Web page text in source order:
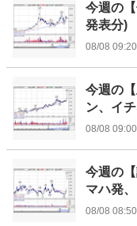
今週の
発表分)
08/08 09:20
今週の
ン、イ
08/08 09:00
今週の
マハ発
08/08 08:50